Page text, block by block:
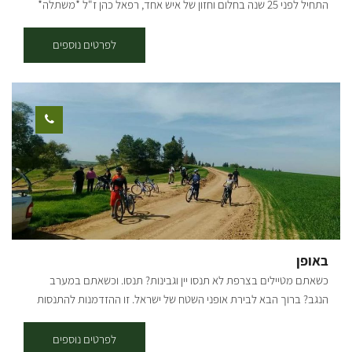
להתפנק בטעימות יין, תפריט בשרי עשיר, סיורים ביקב, טיול במשק ועוד…
לרגל הפתיחה טעימה של 2 סוגי יין - בחינם! אז מחכים לכם כל יום שישי בין
התחיל לפני 25 שנה בחלום וחזון של איש אחד, רפאל כהן ז"ל *משתלה*
תמיר שהיה אחרי שירות צבאי לנהל את המשתלה. עם חזון ואמונה הקים
תמיר משתלה שמגדלת צמחים ומשווקת למשתלות בכל רחבי הארץ.. לפני
כשמונה שנים כאשר רצה לקנות עץ זית לביתו, פיתח תמיר אהבה לעצי
הזית, והחל באוסף עצי הזית, שהפך לאוסף הגדול בארץ! עם התפרצות
הקורונה החליט תמיר לפתוח את משתלת הבוטיק ״דרך הזית״ שבמרכזה
בית קפה, בו ניתן להנות ממגוון ארוחות, כמו ארוחות בוקר, פיצות, פוקצ’ות,
טוסטים, סלטים וכו׳.. קיימים אצלנו מגוון גדול של עצים בוגרים
וצעירים-ליצ'י מנגו אבוקדו ועוד שפע רב של עצי פרי. במטע זיתים ישנן
פינות חמד לישיבה, לבילוי זוגי או משפחתי. אפשר לאסוף מבית הקפה שלנו
שייקים/ מיצים סחוטים/ קפה ולרדת למטע הצמוד להנות בצלם של עצי
הזית והפרי באוירה עתיקה. אתם מוזמנים לחוויה של צמחים - אוכל - אהבה
לפרטים נוספים
באופן
כשאתם מטיילים בצרפת לא תנסו יין וגבינות? תנסו. וכשאתם במערב
הנגב? ברוך הבא לבירת אופני השטח של ישראל. זו ההזדמנות להתנסות
יפהפה עם שפע של אפשרויות רכיבה לכל המשפחה פתוח כל ימי השבוע
לפרטים נוספים